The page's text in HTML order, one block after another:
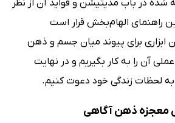
شده در باب مدیتیشن و فواید آن از نظر
راهنمای الهام‌بخش قرار است
ابزاری برای پیوند میان جسم و ذهن
آن را به کار بگیریم و در نهایت
لحظات زندگی خود دعوت کنیم.
معجزه ذهن آگاهی